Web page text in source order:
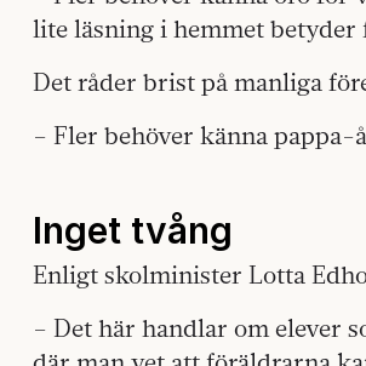
lite läsning i hemmet betyder
Det råder brist på manliga
– Fler behöver känna
Inget tvång
Enligt skolminister Lotta
– Det här handlar om elever